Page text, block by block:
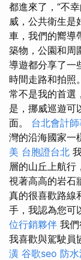
都進來了，“不
威，公共衛生是
車，我們的嚮導
築物，公園和周
導遊都分享了一
時間走路和拍照
常不是我的首選
是，挪威巡遊可
面。 台北會計
灣的沿海國家一
美 台胞證台北
層的山丘上航行
視著高高的岩石
真的很喜歡路線
手，我認為您可
位行銷夥伴 我
我喜歡與駕駛員
潢 谷歌seo 防